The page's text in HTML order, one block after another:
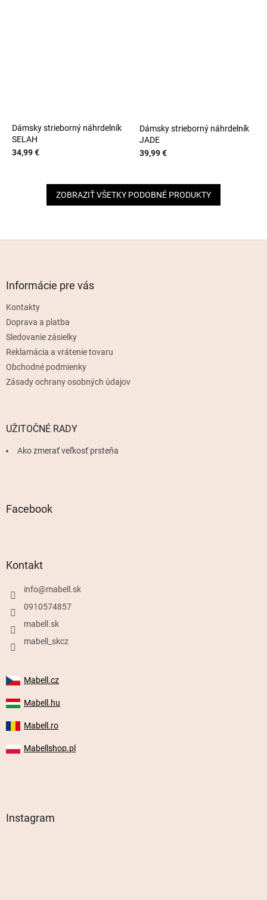
Dámsky strieborný náhrdelník
SELAH
34,99 €
Dámsky strieborný náhrdelník
JADE
39,99 €
ZOBRAZIŤ VŠETKY PODOBNÉ PRODUKTY
Informácie pre vás
Kontakty
Doprava a platba
Sledovanie zásielky
Reklamácia a vrátenie tovaru
Obchodné podmienky
Zásady ochrany osobných údajov
UŽITOČNÉ RADY
Ako zmerať veľkosť prsteňa
Facebook
Kontakt
info@mabell.sk
0910574857
mabell.sk
mabell_skcz
Mabell.cz
Mabell.hu
Mabell.ro
Mabellshop.pl
Instagram